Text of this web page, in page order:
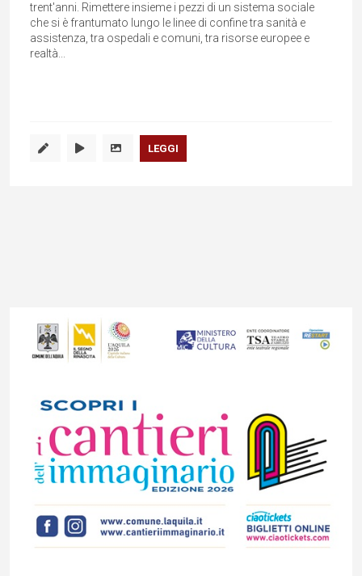
trent'anni. Rimettere insieme i pezzi di un sistema sociale
che si è frantumato lungo le linee di confine tra sanità e
assistenza, tra ospedali e comuni, tra risorse europee e
realtà...
LEGGI